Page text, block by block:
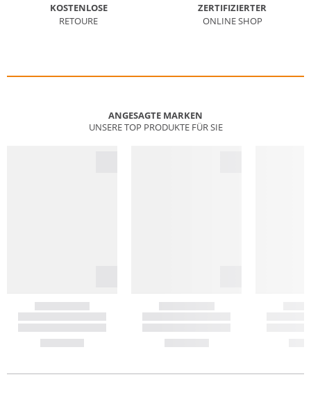
KOSTENLOSE
RETOURE
ZERTIFIZIERTER
ONLINE SHOP
ANGESAGTE MARKEN
UNSERE TOP PRODUKTE FÜR SIE